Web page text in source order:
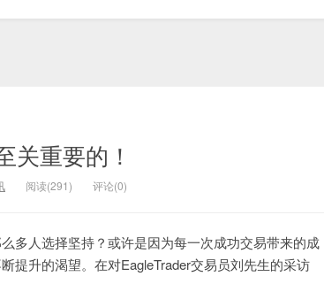
关重要的！
阅读(291) 评论(0)
多人选择坚持？或许是因为每一次成功交易带来的成
提升的渴望。在对EagleTrader交易员刘先生的采访